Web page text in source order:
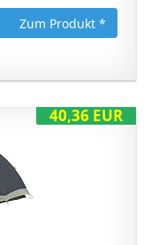
Zum Produkt *
40,36 EUR